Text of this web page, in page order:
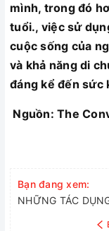
mình, trong đó
tuổi., việc sử
cuộc sống của
và khả năng di
đáng kể đến sức
Nguồn: The
Bạn đang xem: